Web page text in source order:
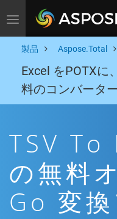
Toggle navigation
製品 Aspose.Total
Excel をPOTXに
料のコンバータ
TSV To
の無料
Go 変換